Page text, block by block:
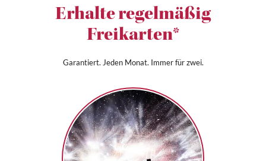
Erhalte regelmäßig
Freikarten*
Garantiert. Jeden Monat. Immer für zwei.